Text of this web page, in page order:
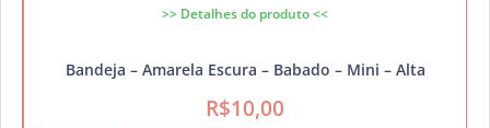
>> Detalhes do produto <<
Bandeja – Amarela Escura – Babado – Mini – Alta
R$10,00